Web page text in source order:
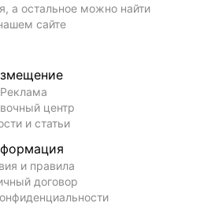
а остальное можно найти
сайте
Реклама
центр
и статьи
и правила
договор